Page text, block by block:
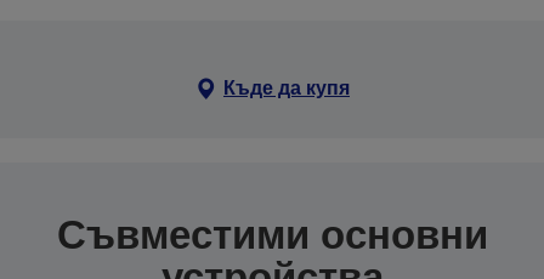
Къде да купя
Съвместими основни